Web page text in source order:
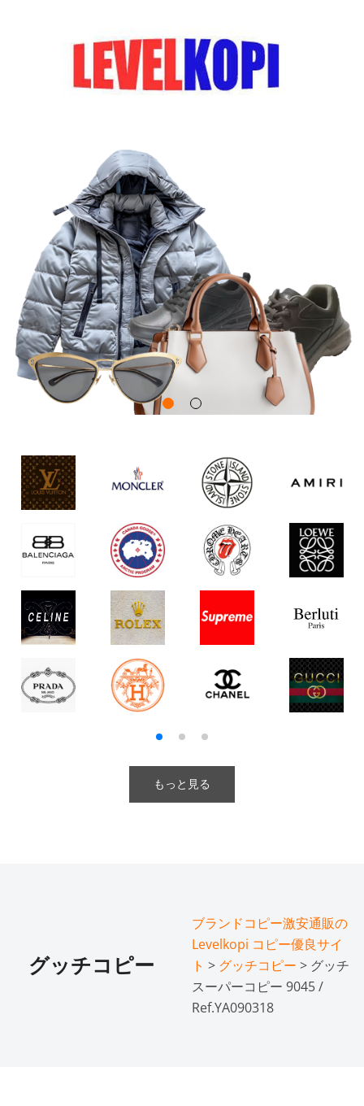
もっと見る
グッチコピー
ブランドコピー激安通販の
Levelkopi コピー優良サイ
ト > グッチコピー > グッチ
スーパーコピー 9045 /
Ref.YA090318